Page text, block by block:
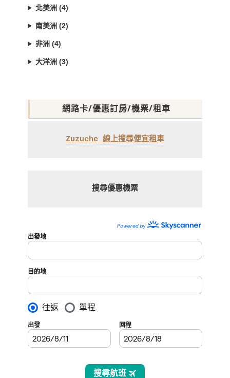
北美洲 (4)
南美洲 (2)
非洲 (4)
大洋洲 (3)
網路卡/優惠訂房/機票/租車
Zuzuche 線上搜尋便宜租車
搜尋優惠機票